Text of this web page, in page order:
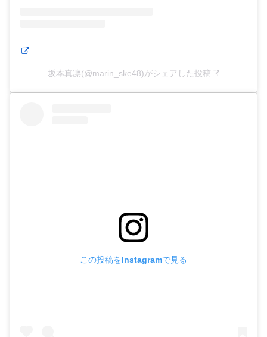
坂本真凛(@marin_ske48)がシェアした投稿
この投稿をInstagramで見る